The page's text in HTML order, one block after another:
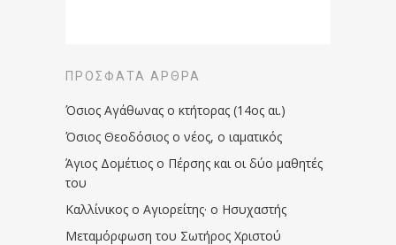
ΠΡΌΣΦΑΤΑ ΆΡΘΡΑ
Όσιος Αγάθωνας ο κτήτορας (14ος αι.)
Όσιος Θεοδόσιος ο νέος, ο ιαματικός
Άγιος Δομέτιος ο Πέρσης και οι δύο μαθητές
του
Καλλίνικος ο Αγιορείτης · ο Ησυχαστής
Μεταμόρφωση του Σωτήρος Χριστού